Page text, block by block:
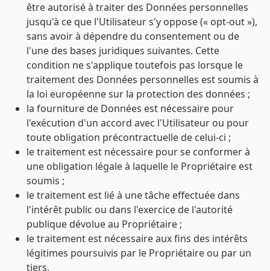
être autorisé à traiter des Données personnelles
jusqu'à ce que l'Utilisateur s'y oppose (« opt-out »),
sans avoir à dépendre du consentement ou de
l'une des bases juridiques suivantes. Cette
condition ne s'applique toutefois pas lorsque le
traitement des Données personnelles est soumis à
la loi européenne sur la protection des données ;
la fourniture de Données est nécessaire pour
l'exécution d'un accord avec l'Utilisateur ou pour
toute obligation précontractuelle de celui-ci ;
le traitement est nécessaire pour se conformer à
une obligation légale à laquelle le Propriétaire est
soumis ;
le traitement est lié à une tâche effectuée dans
l'intérêt public ou dans l'exercice de l'autorité
publique dévolue au Propriétaire ;
le traitement est nécessaire aux fins des intérêts
légitimes poursuivis par le Propriétaire ou par un
tiers.